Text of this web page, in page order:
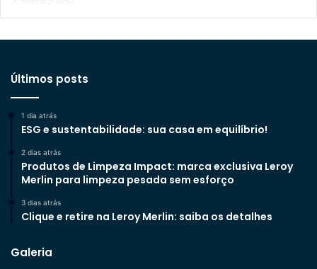
Últimos posts
1 dia atrás
ESG e sustentabilidade: sua casa em equilíbrio!
2 dias atrás
Produtos de Limpeza Impact: marca exclusiva Leroy
Merlin para limpeza pesada sem esforço
3 dias atrás
Clique e retire na Leroy Merlin: saiba os detalhes
Galeria